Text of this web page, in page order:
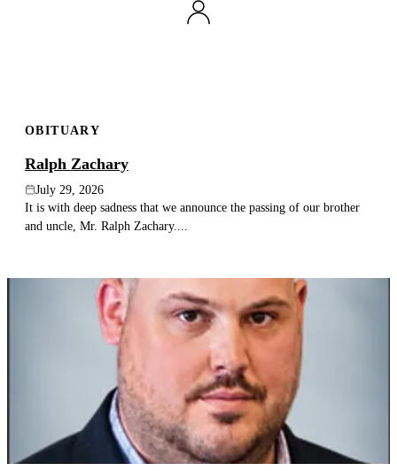
OBITUARY
Ralph Zachary
July 29, 2026
It is with deep sadness that we announce the passing of our brother
and uncle, Mr. Ralph Zachary....